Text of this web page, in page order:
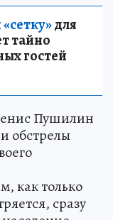
для
тайно
гостей
Пушилин
обстрелы
как только
сразу